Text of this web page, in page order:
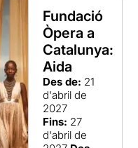
Fundació
Òpera a
Catalunya:
Aida
Des de: 21
d'abril de
2027
Fins: 27
d'abril de